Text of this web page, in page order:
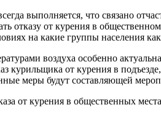
выполняется, что связано
отказу от курения в
на какие группы населения
воздуха особенно
курильщика от курения в
меры будут составляющей
от курения в общественных